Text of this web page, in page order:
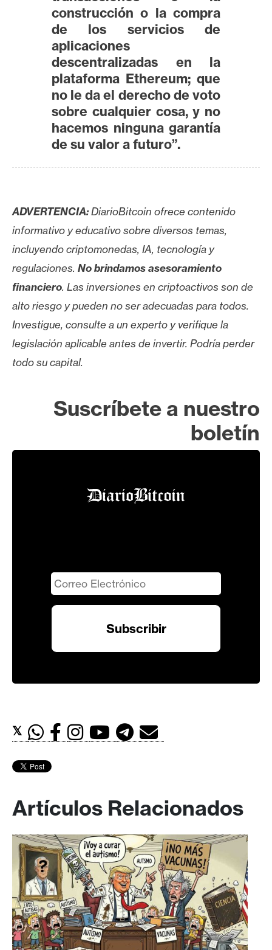
construcción o la compra
de los servicios de
aplicaciones
descentralizadas en la
plataforma Ethereum; que
no le da el derecho de voto
sobre cualquier cosa, y no
hacemos ninguna garantía
de su valor a futuro”.
ADVERTENCIA:DiarioBitcoin ofrece contenido
informativo y educativo sobre diversos temas,
incluyendo criptomonedas, IA, tecnología y
regulaciones. No brindamos asesoramiento
financiero. Las inversiones en criptoactivos son de
alto riesgo y pueden no ser adecuadas para todos.
Investigue, consulte a un experto y verifique la
legislación aplicable antes de invertir. Podría perder
todo su capital.
Suscríbete a nuestro
boletín
𝕏
Artículos Relacionados